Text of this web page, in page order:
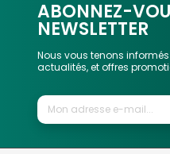
ABONNEZ-
NEWSLETTER
Nous vous tenons
actualités, et offres